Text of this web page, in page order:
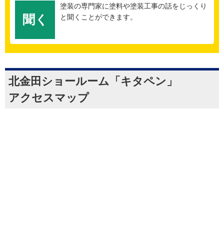
聞く
塗装の専門家に塗料や塗装工事の話をじっくり
と聞くことができます。
北金田ショールーム「キタペン」
アクセスマップ